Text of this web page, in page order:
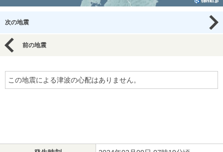
次の地震
前の地震
この地震による津波の心配はありません。